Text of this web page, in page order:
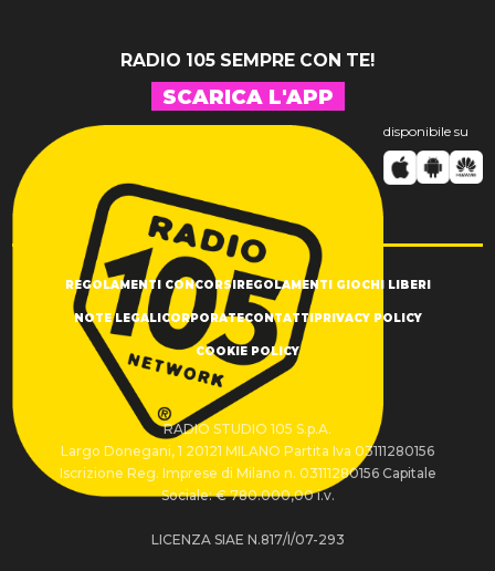
RADIO 105 SEMPRE CON TE!
SCARICA L'APP
disponibile su
REGOLAMENTI CONCORSI REGOLAMENTI GIOCHI LIBERI
NOTE LEGALI CORPORATECONTATTI PRIVACY POLICY
COOKIE POLICY
RADIO STUDIO 105 S.p.A.
Largo Donegani, 1 20121 MILANO Partita Iva 03111280156
Iscrizione Reg. Imprese di Milano n. 03111280156 Capitale
Sociale: € 780.000,00 i.v.
LICENZA SIAE N.817/I/07-293